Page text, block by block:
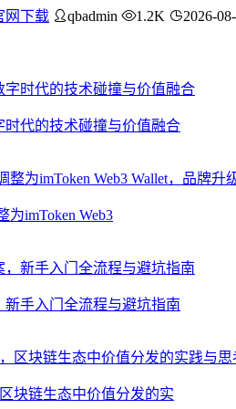
网下载 qbadmin 1.2K 2026-
时代的技术碰撞与价值融合
为imToken Web3
手入门全流程与避坑指南
块链生态中价值分发的实